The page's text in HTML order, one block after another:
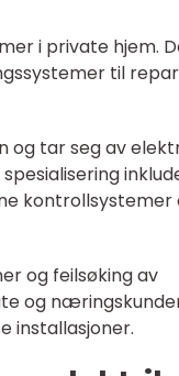
i private hjem.
til
og tar seg av
kontrollsystemer
og feilsøking av
og
installasjoner.